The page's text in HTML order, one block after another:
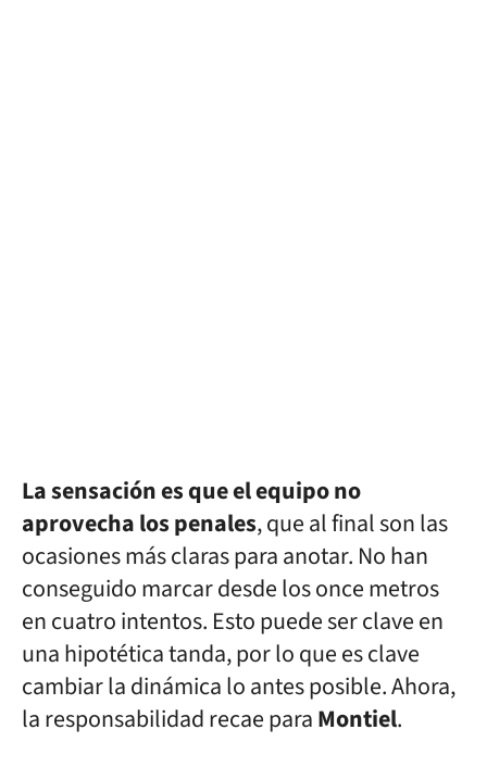
La sensación es que el equipo no
aprovecha los penales, que al final son las
ocasiones más claras para anotar. No han
conseguido marcar desde los once metros
en cuatro intentos. Esto puede ser clave en
una hipotética tanda, por lo que es clave
cambiar la dinámica lo antes posible. Ahora,
la responsabilidad recae paraMontiel.